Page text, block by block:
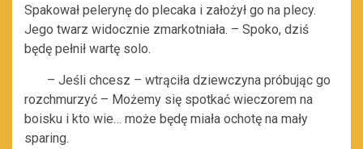
Spakował pelerynę do plecaka i założył go na plecy.
Jego twarz widocznie zmarkotniała. – Spoko, dziś
będę pełnił wartę solo.
– Jeśli chcesz – wtrąciła dziewczyna próbując go
rozchmurzyć – Możemy się spotkać wieczorem na
boisku i kto wie… może będę miała ochotę na mały
sparing.